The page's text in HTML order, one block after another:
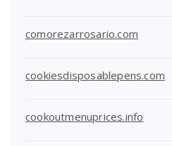
comorezarrosario.com
cookiesdisposablepens.com
cookoutmenuprices.info